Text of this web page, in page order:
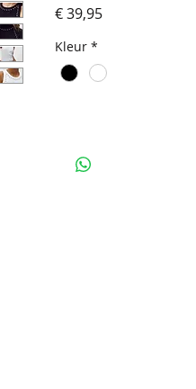
€ 39,95Prijs
Kleur *